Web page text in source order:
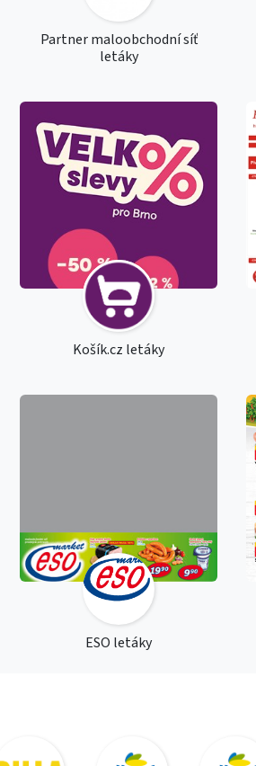
Partner maloobchodní síť
letáky
Košík.cz letáky
ESO letáky